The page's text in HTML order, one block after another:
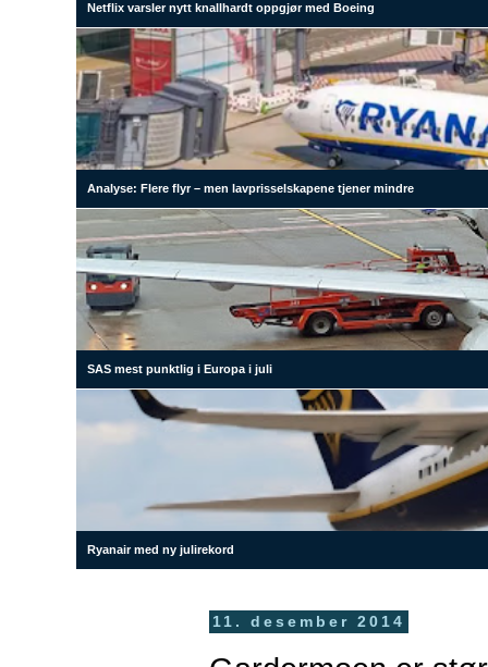
Netflix varsler nytt knallhardt oppgjør med Boeing
Analyse: Flere flyr – men lavprisselskapene tjener mindre
SAS mest punktlig i Europa i juli
Ryanair med ny julirekord
11. desember 2014